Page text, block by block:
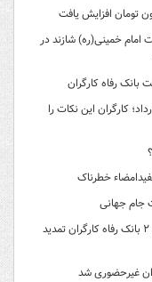
امام خمینی(ره) شازند در
رفاه کارگران
کارگران این نکات را
جام جهانی
مهلت افتتاح حساب و پرداخت تسهیلات در طرح افق ۲ بانک رفاه کارگران تمدید
غیرحضوری شد